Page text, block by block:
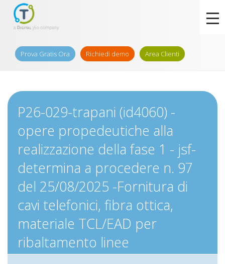
Prova Gratis Ora Richiedi demo Area Clienti
P26-029-trapani (id4060) -
opere propedeutiche alla
realizzazione della fase 1 - jsf-
determina a procedere n. 97
del 25/08/2025 -Fornitura di
cavi telefonici, fibra ottica,
materiale TCL/EAD per
ribaltamento linee